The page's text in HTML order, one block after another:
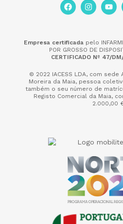
Empresa certificadapelo
POR GROSSO DE
CERTIFICADO Nº 47/
© 2022 IACESS LDA, com sede
Moreira da Maia, pessoa
também o seu número de
Registo Comercial da Maia,
2.000,00